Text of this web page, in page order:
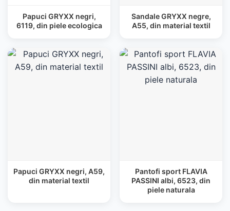
Papuci GRYXX negri,
6119, din piele ecologica
Sandale GRYXX negre,
A55, din material textil
Papuci GRYXX negri, A59,
din material textil
Pantofi sport FLAVIA
PASSINI albi, 6523, din
piele naturala